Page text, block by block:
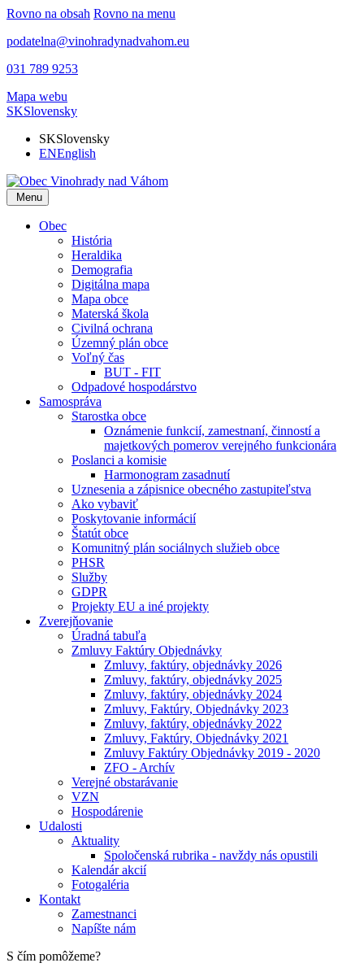
Rovno na obsah Rovno na menu
podatelna@vinohradynadvahom.eu
031 789 9253
Mapa webu
SKSlovensky
SKSlovensky
ENEnglish
Menu
Obec
História
Heraldika
Demografia
Digitálna mapa
Mapa obce
Materská škola
Civilná ochrana
Územný plán obce
Voľný čas
BUT - FIT
Odpadové hospodárstvo
Samospráva
Starostka obce
Oznámenie funkcií, zamestnaní, činností a
majetkových pomerov verejného funkcionára
Poslanci a komisie
Harmonogram zasadnutí
Uznesenia a zápisnice obecného zastupiteľstva
Ako vybaviť
Poskytovanie informácií
Štatút obce
Komunitný plán sociálnych služieb obce
PHSR
Služby
GDPR
Projekty EU a iné projekty
Zverejňovanie
Úradná tabuľa
Zmluvy Faktúry Objednávky
Zmluvy, faktúry, objednávky 2026
Zmluvy, faktúry, objednávky 2025
Zmluvy, faktúry, objednávky 2024
Zmluvy, Faktúry, Objednávky 2023
Zmluvy, faktúry, objednávky 2022
Zmluvy, Faktúry, Objednávky 2021
Zmluvy Faktúry Objednávky 2019 - 2020
ZFO - Archív
Verejné obstarávanie
VZN
Hospodárenie
Udalosti
Aktuality
Spoločenská rubrika - navždy nás opustili
Kalendár akcií
Fotogaléria
Kontakt
Zamestnanci
Napíšte nám
S čím pomôžeme?